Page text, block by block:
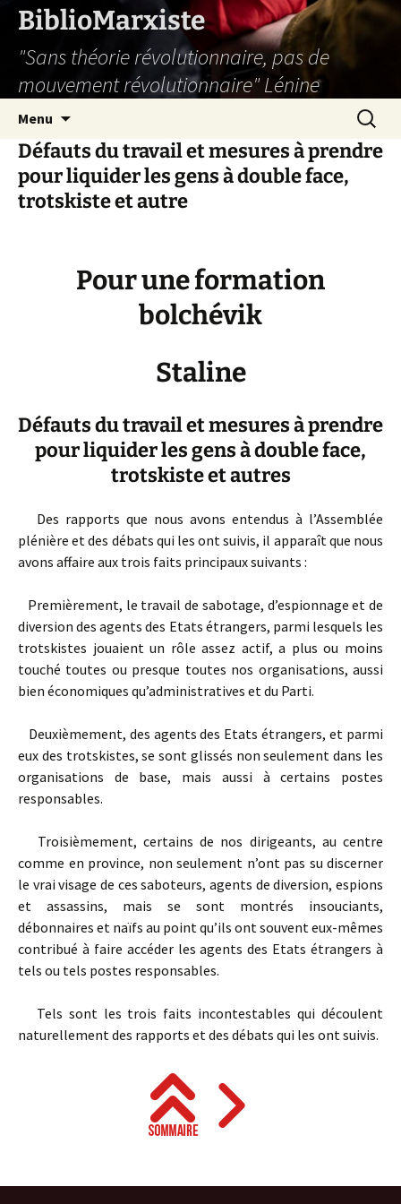
Aller
contenu
BiblioMarxiste
"Sans théorie révolutionnaire, pas de
mouvement révolutionnaire" Lénine
Menu
Défauts du travail et mesures à prendre
pour liquider les gens à double face,
trotskiste et autre
Pour une formation
bolchévik
Staline
Défauts du travail et mesures à prendre
pour liquider les gens à double face,
trotskiste et autres
Des rapports que nous avons entendus à l’Assemblée
plénière et des débats qui les ont suivis, il apparaît que nous
avons affaire aux trois faits principaux suivants :
Premièrement, le travail de sabotage, d’espionnage et de
diversion des agents des Etats étrangers, parmi lesquels les
trotskistes jouaient un rôle assez actif, a plus ou moins
touché toutes ou presque toutes nos organisations, aussi
bien économiques qu’administratives et du Parti.
Deuxièmement, des agents des Etats étrangers, et parmi
eux des trotskistes, se sont glissés non seulement dans les
organisations de base, mais aussi à certains postes
responsables.
Troisièmement, certains de nos dirigeants, au centre
comme en province, non seulement n’ont pas su discerner
le vrai visage de ces saboteurs, agents de diversion, espions
et assassins, mais se sont montrés insouciants,
débonnaires et naïfs au point qu’ils ont souvent eux-mêmes
contribué à faire accéder les agents des Etats étrangers à
tels ou tels postes responsables.
Tels sont les trois faits incontestables qui découlent
naturellement des rapports et des débats qui les ont suivis.